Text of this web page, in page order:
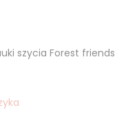
szycia Forest friends